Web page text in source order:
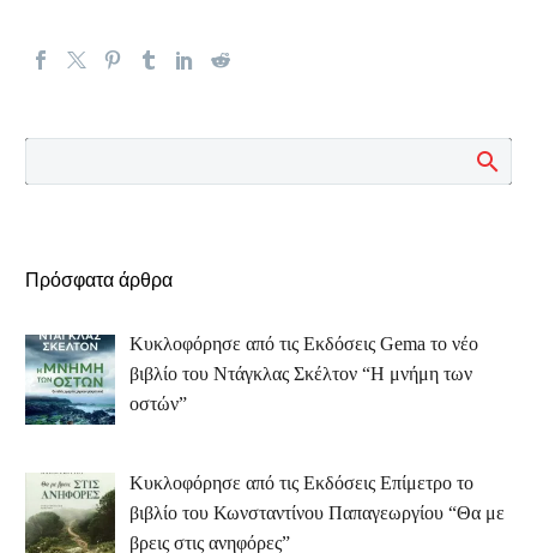
Πρόσφατα άρθρα
Κυκλοφόρησε από τις Εκδόσεις Gema το νέο
βιβλίο του Ντάγκλας Σκέλτον “Η μνήμη των
οστών”
Κυκλοφόρησε από τις Εκδόσεις Επίμετρο το
βιβλίο του Κωνσταντίνου Παπαγεωργίου “Θα με
βρεις στις ανηφόρες”